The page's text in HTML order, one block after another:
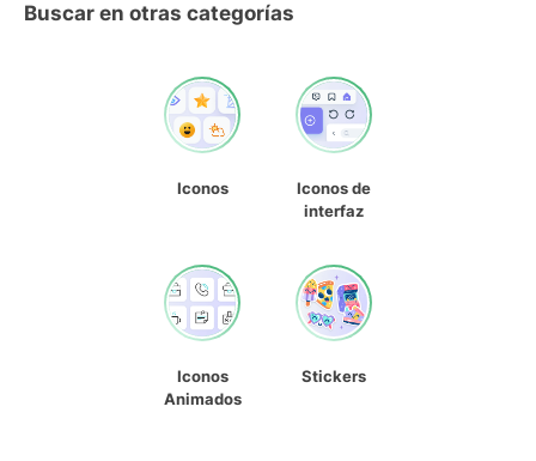
Buscar en otras categorías
Iconos
Iconos de
interfaz
Iconos
Animados
Stickers